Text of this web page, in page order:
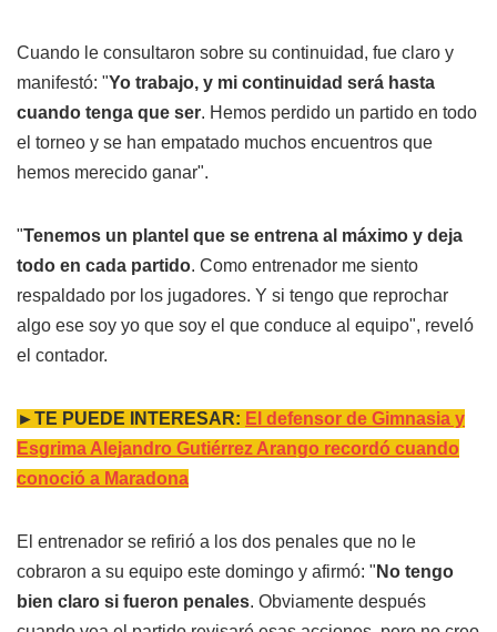
Cuando le consultaron sobre su continuidad, fue claro y
manifestó: "Yo trabajo, y mi continuidad será hasta
cuando tenga que ser. Hemos perdido un partido en todo
el torneo y se han empatado muchos encuentros que
hemos merecido ganar".
"Tenemos un plantel que se entrena al máximo y deja
todo en cada partido. Como entrenador me siento
respaldado por los jugadores. Y si tengo que reprochar
algo ese soy yo que soy el que conduce al equipo", reveló
el contador.
►TE PUEDE INTERESAR: El defensor de Gimnasia y
Esgrima Alejandro Gutiérrez Arango recordó cuando
conoció a Maradona
El entrenador se refirió a los dos penales que no le
cobraron a su equipo este domingo y afirmó: " No tengo
bien claro si fueron penales. Obviamente después